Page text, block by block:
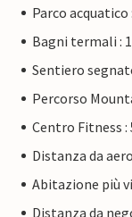
Parco acquatico
Bagni termali :
Sentiero
Percorso
Centro Fitness :
Distanza da
Abitazione più
Distanza da